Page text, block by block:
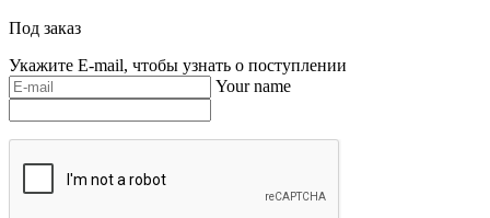
Под заказ
Укажите E-mail, чтобы узнать о поступлении
Your name